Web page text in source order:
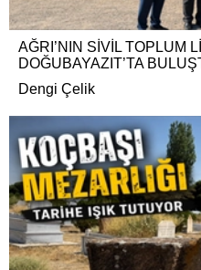
AĞRI’NIN SİVİL TOPLUM
DOĞUBAYAZIT’TA
Dengi Çelik